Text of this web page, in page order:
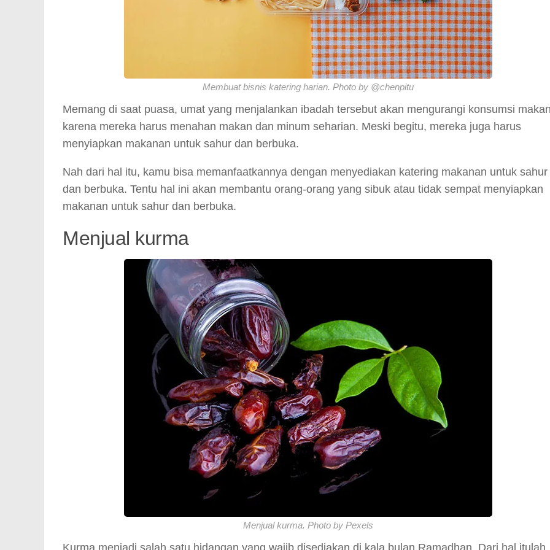
Membuat bisnis katering harian. Photo by @chenpitu
Memang di saat puasa, umat yang menjalankan ibadah tersebut akan mengurangi konsumsi
karena mereka harus menahan makan dan minum seharian. Meski begitu, mereka juga harus
menyiapkan makanan untuk sahur dan berbuka.
Nah dari hal itu, kamu bisa memanfaatkannya dengan menyediakan katering makanan untuk sahur
dan berbuka. Tentu hal ini akan membantu orang-orang yang sibuk atau tidak sempat menyiapkan
makanan untuk sahur dan berbuka.
Menjual kurma
Menjual kurma. Photo by Pexels
Kurma menjadi salah satu hidangan yang wajib disediakan di kala bulan Ramadhan. Dari hal itulah